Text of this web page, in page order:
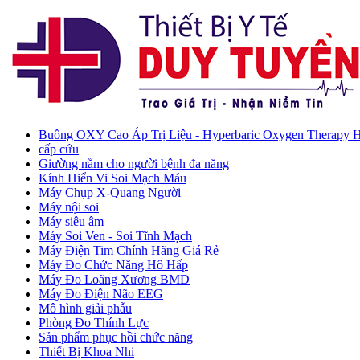
Buồng OXY Cao Áp Trị Liệu - Hyperbaric Oxygen Therapy
cấp cứu
Giường nằm cho người bệnh đa năng
Kính Hiển Vi Soi Mạch Máu
Máy Chụp X-Quang Người
Máy nội soi
Máy siêu âm
Máy Soi Ven - Soi Tĩnh Mạch
Máy Điện Tim Chính Hãng Giá Rẻ
Máy Đo Chức Năng Hô Hấp
Máy Đo Loãng Xương BMD
Máy Đo Điện Não EEG
Mô hình giải phẫu
Phòng Đo Thính Lực
Sản phẩm phục hồi chức năng
Thiết Bị Khoa Nhi